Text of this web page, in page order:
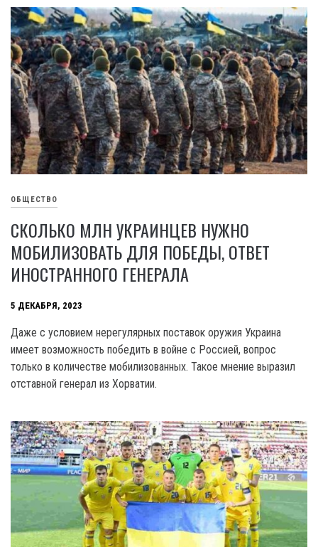
ОБЩЕСТВО
СКОЛЬКО МЛН УКРАИНЦЕВ НУЖНО
МОБИЛИЗОВАТЬ ДЛЯ ПОБЕДЫ, ОТВЕТ
ИНОСТРАННОГО ГЕНЕРАЛА
5 ДЕКАБРЯ, 2023
Даже с условием нерегулярных поставок оружия Украина
имеет возможность победить в войне с Россией, вопрос
только в количестве мобилизованных. Такое мнение выразил
отставной генерал из Хорватии.